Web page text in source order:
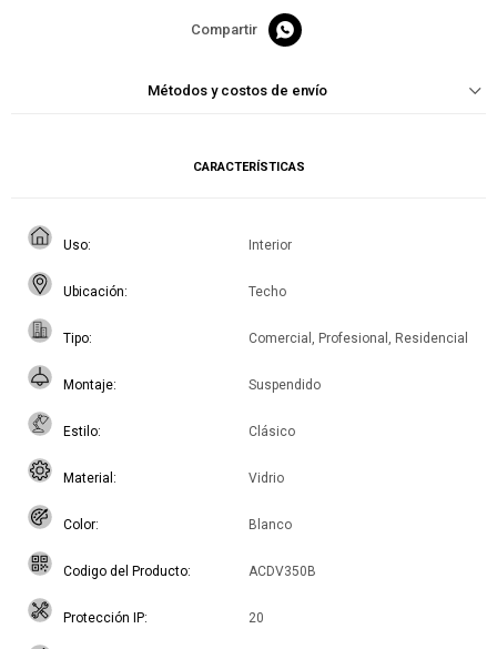

Métodos y costos de envío
CARACTERÍSTICAS
Uso Interior
Ubicación Techo
Tipo Comercial, Profesional, Residencial
Montaje Suspendido
Estilo Clásico
Material Vidrio
Color Blanco
Codigo del Producto ACDV350B
Protección IP 20